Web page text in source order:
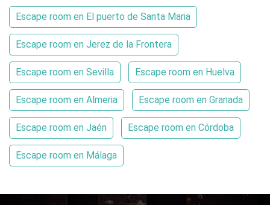
Escape room en El puerto de Santa Maria
Escape room en Jerez de la Frontera
Escape room en Sevilla Escape room en Huelva
Escape room en Almeria Escape room en Granada
Escape room en Jaén Escape room en Córdoba
Escape room en Málaga